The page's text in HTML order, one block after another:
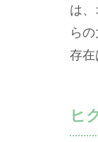
は
ら
存在
ヒ